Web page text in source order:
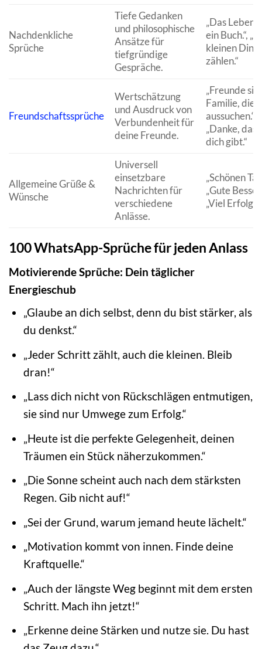
Nachdenkliche
Sprüche
Tiefe Gedanken
und philosophische
Ansätze für
tiefgründige
Gespräche.
„Das Leben
ein Buch.“,
kleinen
zählen.“
Freundschaftssprüche
Wertschätzung
und Ausdruck von
Verbundenheit für
deine Freunde.
„Freunde
Familie, die
aussuchen.“,
„Danke,
dich gibt.“
Allgemeine Grüße &
Wünsche
Universell
einsetzbare
Nachrichten für
verschiedene
Anlässe.
„Schönen
„Gute
„Viel Erfolg!“
100 WhatsApp-Sprüche für jeden Anlass
Motivierende Sprüche: Dein täglicher
Energieschub
„Glaube an dich selbst, denn du bist stärker, als
du denkst.“
„Jeder Schritt zählt, auch die kleinen. Bleib
dran!“
„Lass dich nicht von Rückschlägen entmutigen,
sie sind nur Umwege zum Erfolg.“
„Heute ist die perfekte Gelegenheit, deinen
Träumen ein Stück näherzukommen.“
„Die Sonne scheint auch nach dem stärksten
Regen. Gib nicht auf!“
„Sei der Grund, warum jemand heute lächelt.“
„Motivation kommt von innen. Finde deine
Kraftquelle.“
„Auch der längste Weg beginnt mit dem ersten
Schritt. Mach ihn jetzt!“
„Erkenne deine Stärken und nutze sie. Du hast